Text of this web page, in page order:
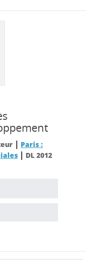
| Paris :
| DL 2012